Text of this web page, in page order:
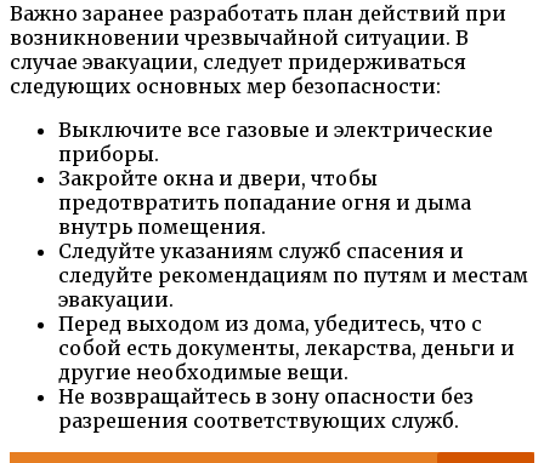
Важно заранее разработать план действий при
возникновении чрезвычайной ситуации. В
случае эвакуации, следует придерживаться
следующих основных мер безопасности:
Выключите все газовые и электрические
приборы.
Закройте окна и двери, чтобы
предотвратить попадание огня и дыма
внутрь помещения.
Следуйте указаниям служб спасения и
следуйте рекомендациям по путям и местам
эвакуации.
Перед выходом из дома, убедитесь, что с
собой есть документы, лекарства, деньги и
другие необходимые вещи.
Не возвращайтесь в зону опасности без
разрешения соответствующих служб.